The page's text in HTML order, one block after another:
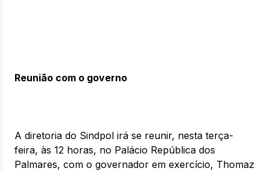
Reunião com o governo
A diretoria do Sindpol irá se reunir, nesta terça-
feira, às 12 horas, no Palácio República dos
Palmares, com o governador em exercício, Thomaz